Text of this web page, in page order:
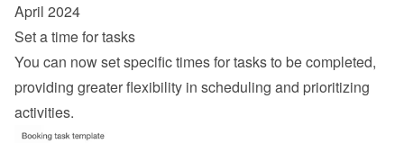
April 2024
Set a time for tasks
You can now set specific times for tasks to be completed,
providing greater flexibility in scheduling and prioritizing
activities.